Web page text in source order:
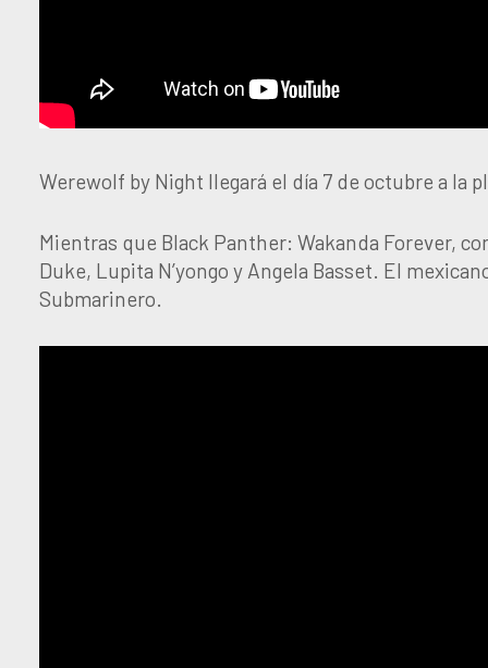
Werewolf by Night llegará el día 7 de octubre a la
Mientras que Black Panther: Wakanda Forever,
Duke, Lupita N’yongo y Angela Basset. El
Submarinero.